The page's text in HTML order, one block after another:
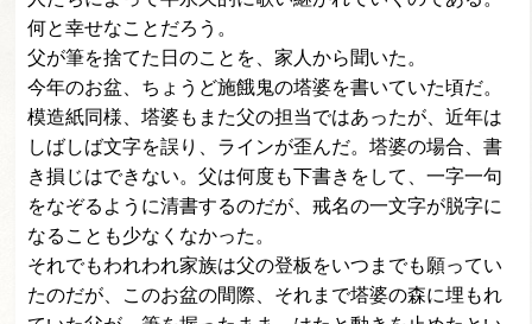
何と幸せなことだろう。
父が筆を捨てた日のことを、家人から聞いた。
今年のお盆、ちょうど施餓鬼の塔婆を書いていた頃だ。
模造紙同様、塔婆もまた父の担当ではあったが、近年は
しばしば文字を誤り、ラインが歪んだ。塔婆の場合、書
き損じはできない。父は何度も下書きをして、一字一句
をなぞるように清書するのだが、戒名の一文字が脱字に
なることも少なくなかった。
それでもわれわれ家族は父の登板をいつまでも願ってい
たのだが、このお盆の間際、それまで塔婆の森に埋もれ